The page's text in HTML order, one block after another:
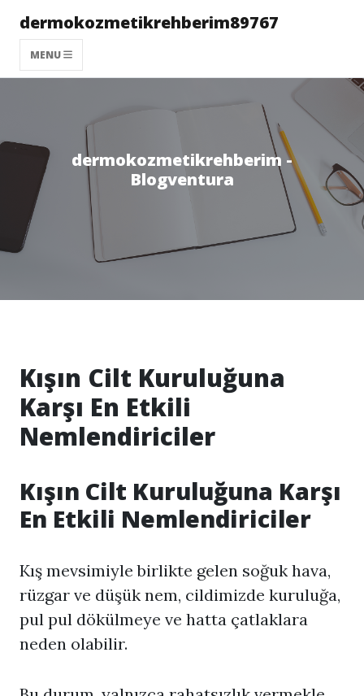
dermokozmetikrehberim89767
MENU
dermokozmetikrehberim -
Blogventura
Kışın Cilt Kuruluğuna
Karşı En Etkili
Nemlendiriciler
Kışın Cilt Kuruluğuna Karşı
En Etkili Nemlendiriciler
Kış mevsimiyle birlikte gelen soğuk hava,
rüzgar ve düşük nem, cildimizde kuruluğa,
pul pul dökülmeye ve hatta çatlaklara
neden olabilir.